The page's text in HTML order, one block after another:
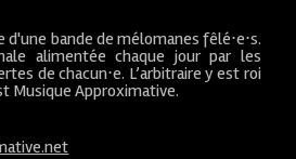
bande de mélomanes fêlé⋅e⋅s.
alimentée chaque jour par les
de chacun⋅e. L’arbitraire y est roi
Musique Approximative.